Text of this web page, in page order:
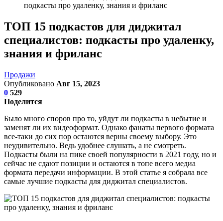
подкасты про удаленку, знания и фриланс
ТОП 15 подкастов для диджитал
специалистов: подкасты про удаленку,
знания и фриланс
Продажи
Опубликовано Авг 15, 2023
0 529
Поделится
Было много споров про то, уйдут ли подкасты в небытие и
заменят ли их видеоформат. Однако фанаты первого формата
все-таки до сих пор остаются верны своему выбору. Это
неудивительно. Ведь удобнее слушать, а не смотреть.
Подкасты были на пике своей популярности в 2021 году, но и
сейчас не сдают позиции и остаются в топе всего медиа
формата передачи информации. В этой статье я собрала все
самые лучшие подкасты для диджитал специалистов.